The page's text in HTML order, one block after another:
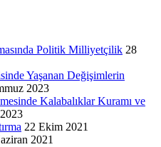
Politik Milliyetçilik 28
Yaşanan Değişimlerin
2023
Kalabalıklar Kuramı ve
22 Ekim 2021
2021